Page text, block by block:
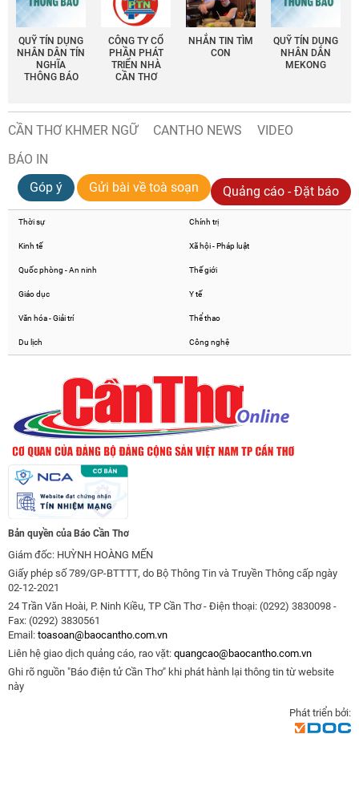
QUỸ TÍN DỤNG
NHÂN DÂN TÍN
NGHĨA
THÔNG BÁO
CÔNG TY CỔ
PHẦN PHÁT
TRIỂN NHÀ
CẦN THƠ
NHẮN TIN TÌM
CON
QUỸ TÍN DỤNG
NHÂN DÂN
MEKONG
CẦN THƠ KHMER NGỮ CANTHO NEWS
VIDEO
BÁO IN
Góp ý
Gửi bài về toà soạn Quảng cáo - Đặt báo
Thời sự Chính trị
Kinh tế Xã hội - Pháp luật
Quốc phòng - An ninh Thế giới
Giáo dục Y tế
Văn hóa - Giải trí Thể thao
Du lịch Công nghệ
Bản quyền của Báo Cần Thơ
Giám đốc: HUỲNH HOÀNG MẾN
Giấy phép số 789/GP-BTTTT, do Bộ Thông Tin và Truyền Thông cấp ngày
02-12-2021
24 Trần Văn Hoài, P. Ninh Kiều, TP Cần Thơ - Điện thoại: (0292) 3830098 -
Fax: (0292) 3830561
Email: toasoan@baocantho.com.vn
Liên hệ giao dịch quảng cáo, rao vặt: quangcao@baocantho.com.vn
Ghi rõ nguồn "Báo điện tử Cần Thơ" khi phát hành lại thông tin từ website
này
Phát triển bởi: